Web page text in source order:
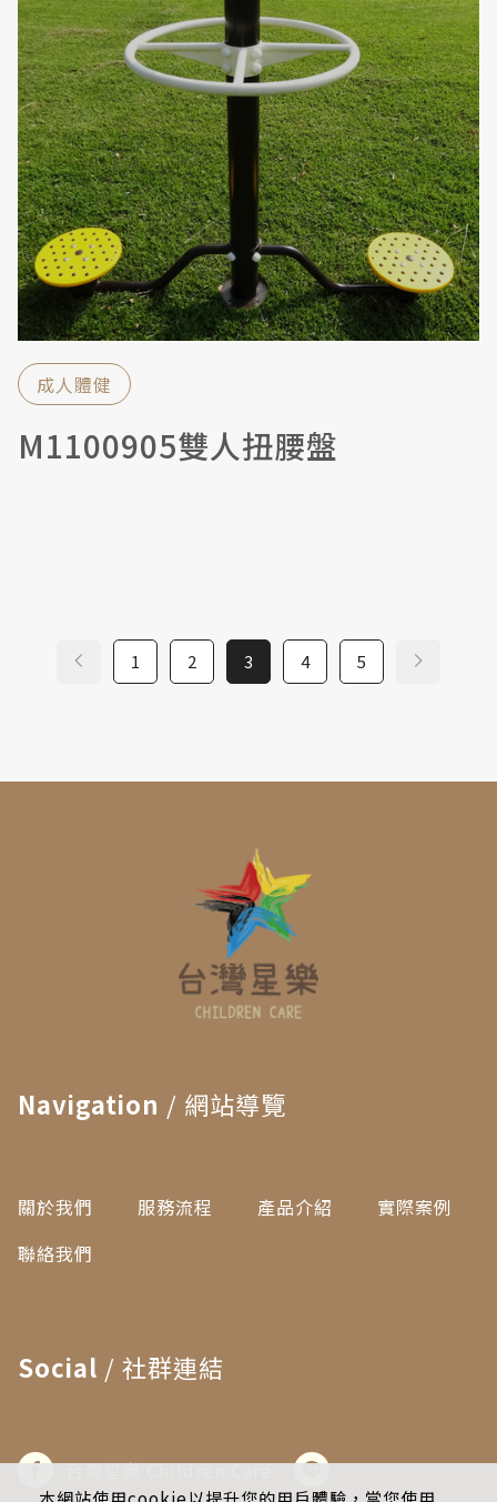
成人體健
M1100905雙人扭腰盤
1 2 3 4 5
Navigation / 網站導覽
關於我們 服務流程 產品介紹
實際案例
聯絡我們
Social / 社群連結
台灣星樂 Children Care